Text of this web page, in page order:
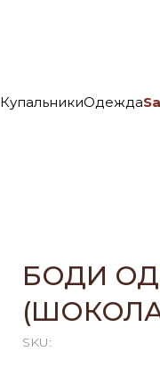
КупальникиОдежда
БОДИ
SKU: